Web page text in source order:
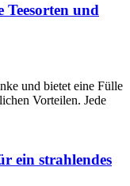
und
und bietet eine Fülle
Vorteilen. Jede
ein strahlendes